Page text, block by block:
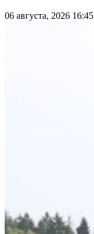
06 августа, 2026 16:45